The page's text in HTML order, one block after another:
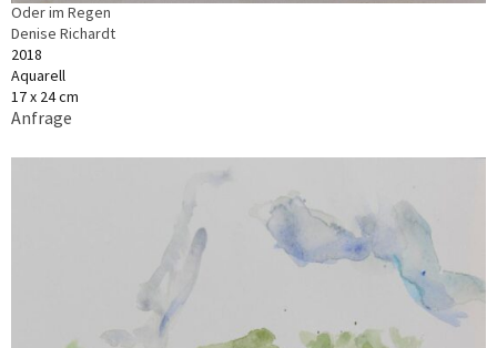
Oder im Regen
Denise Richardt
2018
Aquarell
17 x 24 cm
Anfrage